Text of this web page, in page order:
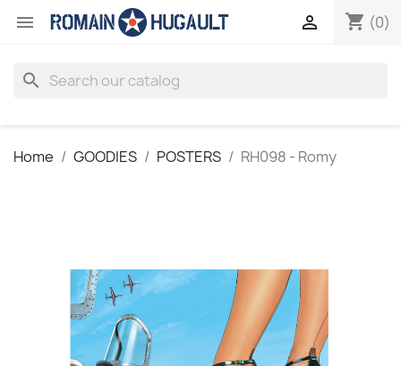
 shopping_cart (0)

search
Home GOODIES POSTERS RH098 - Romy